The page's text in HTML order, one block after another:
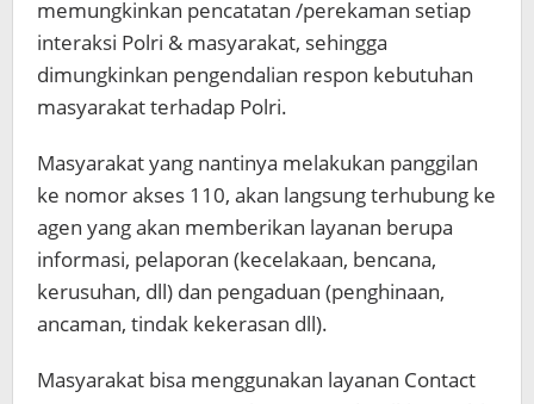
memungkinkan pencatatan /perekaman setiap
interaksi Polri & masyarakat, sehingga
dimungkinkan pengendalian respon kebutuhan
masyarakat terhadap Polri.
Masyarakat yang nantinya melakukan panggilan
ke nomor akses 110, akan langsung terhubung ke
agen yang akan memberikan layanan berupa
informasi, pelaporan (kecelakaan, bencana,
kerusuhan, dll) dan pengaduan (penghinaan,
ancaman, tindak kekerasan dll).
Masyarakat bisa menggunakan layanan Contact